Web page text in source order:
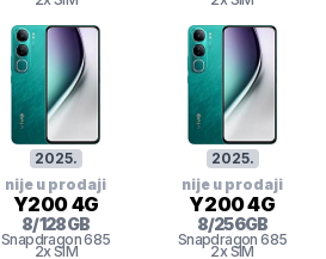
2025.
nije u prodaji
Y200 4G
8/128GB
Snapdragon685
2x SIM
2025.
nije u prodaji
Y200 4G
8/256GB
Snapdragon 685
2x SIM